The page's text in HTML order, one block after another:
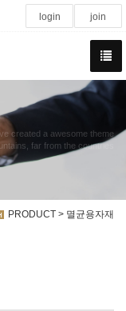
login join
created a awesome theme
far from the countries
PRODUCT > 멸균용자재